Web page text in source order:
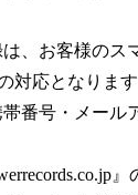
、お客様のス
対応となりま
番号・メール